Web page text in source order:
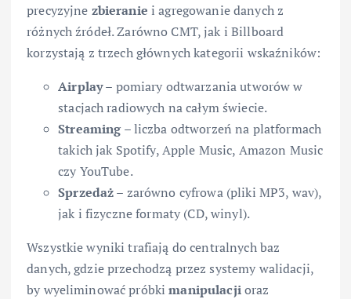
precyzyjne zbieranie i agregowanie danych z
różnych źródeł. Zarówno CMT, jak i Billboard
korzystają z trzech głównych kategorii wskaźników:
Airplay– pomiary odtwarzania utworów w
stacjach radiowych na całym świecie.
Streaming– liczba odtworzeń na platformach
takich jak Spotify, Apple Music, Amazon Music
czy YouTube.
Sprzedaż– zarówno cyfrowa (pliki MP3, wav),
jak i fizyczne formaty (CD, winyl).
Wszystkie wyniki trafiają do centralnych baz
danych, gdzie przechodzą przez systemy walidacji,
by wyeliminować próbkimanipulacjioraz